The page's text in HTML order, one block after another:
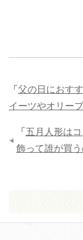
「 父の日におす
イーツやオリー
「 五月人形は
飾って誰が買う